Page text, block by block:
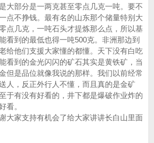
大部分是一两克甚至零点几克一吨。要不
点不挣钱。最有名的山东那个储量特别大
点几克，一吨石头才提炼那么点，所以基
看到的最低也得一吨500克。非洲那边到
给他们支援大家懂的都懂。天下没有白吃
看到的金光闪闪的矿石其实是黄铁矿，当
但是品位就像我说的那样。我们以前经常
人，反正外行人不懂，而且真的是金矿
于有没有好看的，井下都是爆破作业炸的
看。
大家支持有机会了给大家讲讲长白山里面